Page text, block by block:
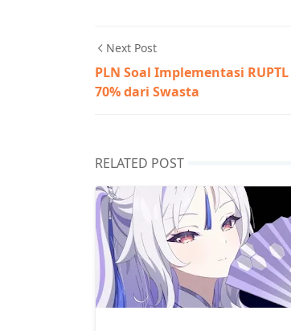
Next Post
PLN Soal Implementasi RUPTL
70% dari Swasta
RELATED POST